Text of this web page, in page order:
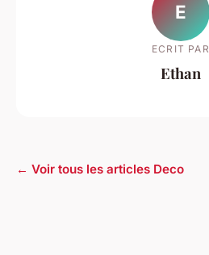
E
ECRIT PAR
Ethan
← Voir tous les articles Deco